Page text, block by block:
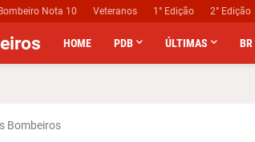
Nota 10 Veteranos 1° Edição 2° Edição
HOME PDB ÚLTIMAS BR
Bombeiros